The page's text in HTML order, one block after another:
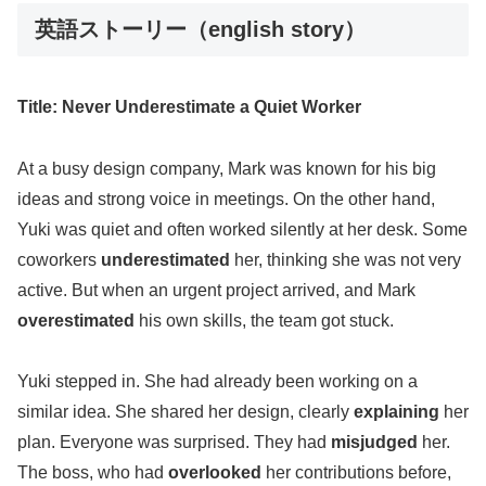
英語ストーリー（english story）
Title: Never Underestimate a Quiet Worker
At a busy design company, Mark was known for his big
ideas and strong voice in meetings. On the other hand,
Yuki was quiet and often worked silently at her desk. Some
coworkers underestimated her, thinking she was not very
active. But when an urgent project arrived, and Mark
overestimated his own skills, the team got stuck.
Yuki stepped in. She had already been working on a
similar idea. She shared her design, clearly explaining her
plan. Everyone was surprised. They had misjudged her.
The boss, who had overlooked her contributions before,